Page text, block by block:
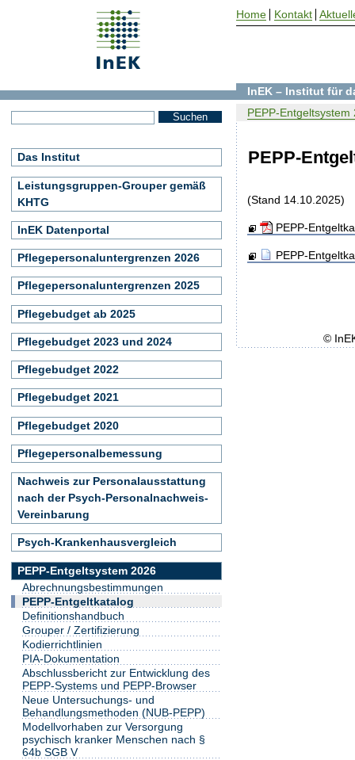
PEPP-
(Stand 14.10.2025)
PEPP-
PEPP-
InEK – Institut für
PEPP-Entgeltsystem
Das Institut
Leistungsgruppen-Grouper gemäß
KHTG
InEK Datenportal
Pflegepersonaluntergrenzen 2026
Pflegepersonaluntergrenzen 2025
Pflegebudget ab 2025
Pflegebudget 2023 und 2024
Pflegebudget 2022
Pflegebudget 2021
Pflegebudget 2020
Pflegepersonalbemessung
Nachweis zur Personalausstattung
nach der Psych-Personalnachweis-
Vereinbarung
Psych-Krankenhausvergleich
PEPP-Entgeltsystem 2026
Abrechnungsbestimmungen
PEPP-Entgeltkatalog
Definitionshandbuch
Grouper / Zertifizierung
Kodierrichtlinien
PIA-Dokumentation
Abschlussbericht zur Entwicklung des
PEPP-Systems und PEPP-Browser
Neue Untersuchungs- und
Behandlungsmethoden (NUB-PEPP)
Modellvorhaben zur Versorgung
psychisch kranker Menschen nach §
64b SGB V
Home Kontakt
©